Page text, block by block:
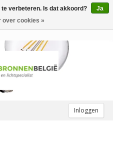
Inloggen
verbeteren. Is dat akkoord?
Ja
over cookies »